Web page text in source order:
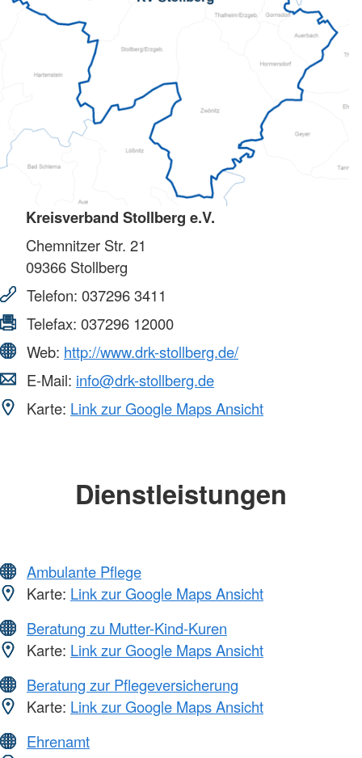
Kreisverband Stollberg e.V.
Chemnitzer Str. 21
09366 Stollberg
Telefon: 037296 3411
Telefax: 037296 12000
Web: http://www.drk-stollberg.de/
E-Mail: info@drk-stollberg.de
Karte: Link zur Google Maps Ansicht
Dienstleistungen
Ambulante Pflege
Karte: Link zur Google Maps Ansicht
Beratung zu Mutter-Kind-Kuren
Karte: Link zur Google Maps Ansicht
Beratung zur Pflegeversicherung
Karte: Link zur Google Maps Ansicht
Ehrenamt